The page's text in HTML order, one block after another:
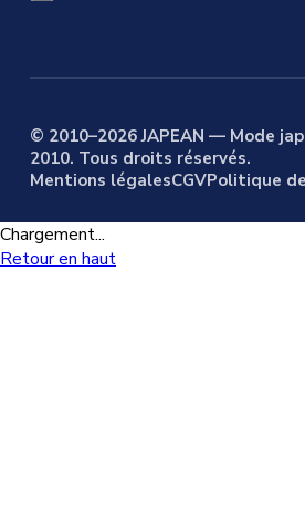
© 2010–2026 JAPEAN — Mode
2010. Tous droits réservés.
Mentions légalesCGVPolitique
Chargement...
Retour en haut